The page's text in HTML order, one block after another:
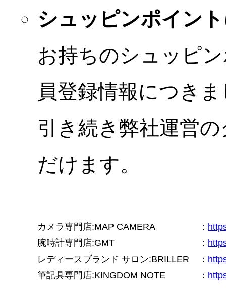
シュッピンポイン
お持ちのシュッピ
員登録情報につき
引き続き弊社運営
だけます。
カメラ専門店:MAP CAMERA ：
腕時計専門店:GMT
：
レディースブランド サロン:BRILLER
：
筆記具専門店:KINGDOM NOTE
：